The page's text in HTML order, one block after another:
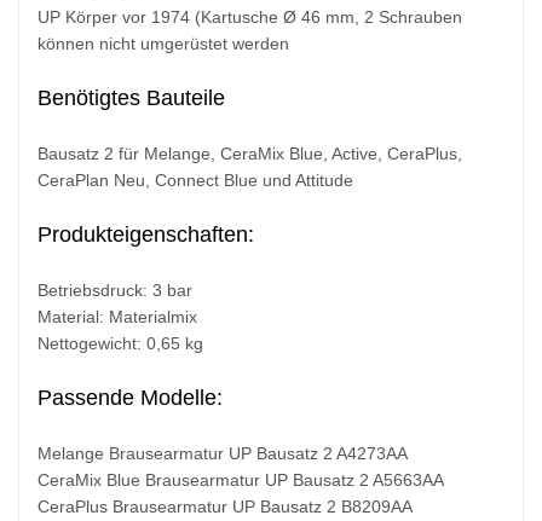
UP Körper vor 1974 (Kartusche Ø 46 mm, 2 Schrauben
können nicht umgerüstet werden
Benötigtes Bauteile
Bausatz 2 für Melange, CeraMix Blue, Active, CeraPlus,
CeraPlan Neu, Connect Blue und Attitude
Produkteigenschaften:
Betriebsdruck: 3 bar
Material: Materialmix
Nettogewicht: 0,65 kg
Passende Modelle:
Melange Brausearmatur UP Bausatz 2 A4273AA
CeraMix Blue Brausearmatur UP Bausatz 2 A5663AA
CeraPlus Brausearmatur UP Bausatz 2 B8209AA